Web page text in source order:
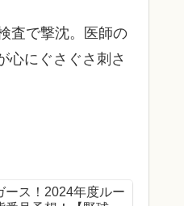
査で撃沈。医師の
心にぐさぐさ刺さ
ース！2024年度ルー